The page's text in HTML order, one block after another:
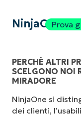
NinjaOneProva
PERCHÈ ALTRI
SCELGONO NOI
MIRADORE
NinjaOne si
dei clienti,